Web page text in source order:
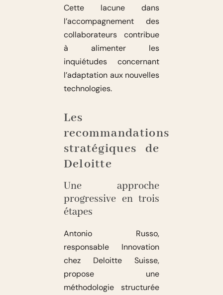
Cette lacune dans
l’accompagnement des
collaborateurs contribue
à alimenter les
inquiétudes concernant
l’adaptation aux nouvelles
technologies.
Les
recommandations
stratégiques de
Deloitte
Une approche
progressive en trois
étapes
Antonio Russo,
responsable Innovation
chez Deloitte Suisse,
propose une
méthodologie structurée